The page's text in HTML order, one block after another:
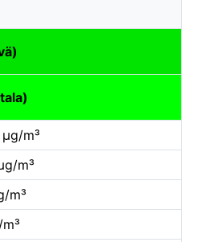
m³
m³
m³
m³